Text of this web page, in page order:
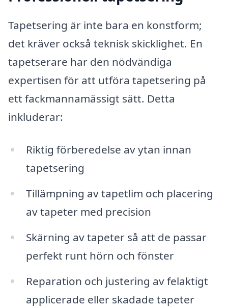
Tapetsering är inte bara en konstform;
det kräver också teknisk skicklighet. En
tapetserare har den nödvändiga
expertisen för att utföra tapetsering på
ett fackmannamässigt sätt. Detta
inkluderar:
Riktig förberedelse av ytan innan
tapetsering
Tillämpning av tapetlim och placering
av tapeter med precision
Skärning av tapeter så att de passar
perfekt runt hörn och fönster
Reparation och justering av felaktigt
applicerade eller skadade tapeter